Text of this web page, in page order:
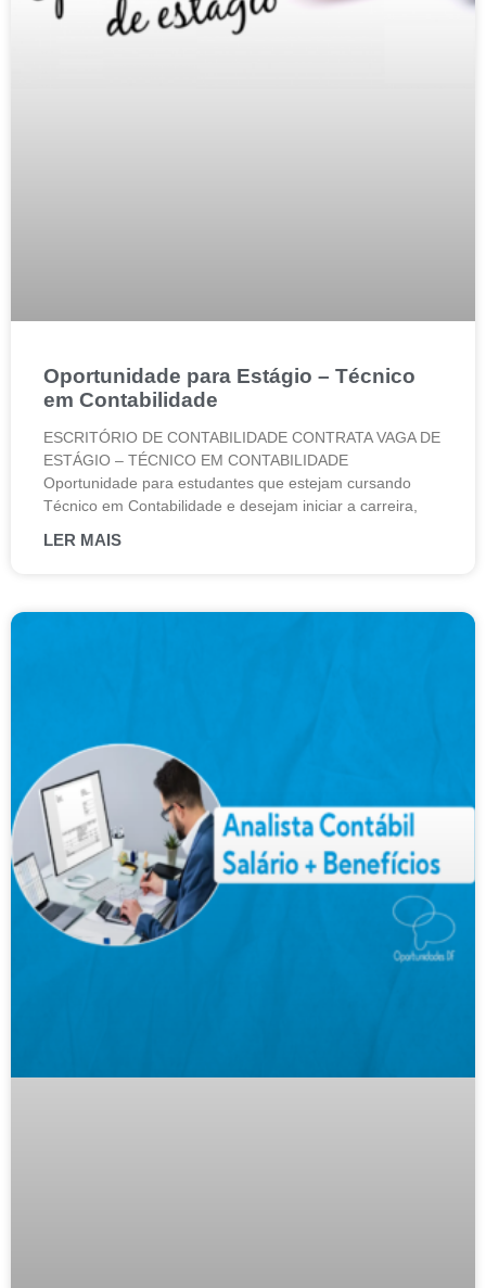
Oportunidade para Estágio – Técnico
em Contabilidade
ESCRITÓRIO DE CONTABILIDADE CONTRATA VAGA DE
ESTÁGIO – TÉCNICO EM CONTABILIDADE
Oportunidade para estudantes que estejam cursando
Técnico em Contabilidade e desejam iniciar a carreira,
LER MAIS